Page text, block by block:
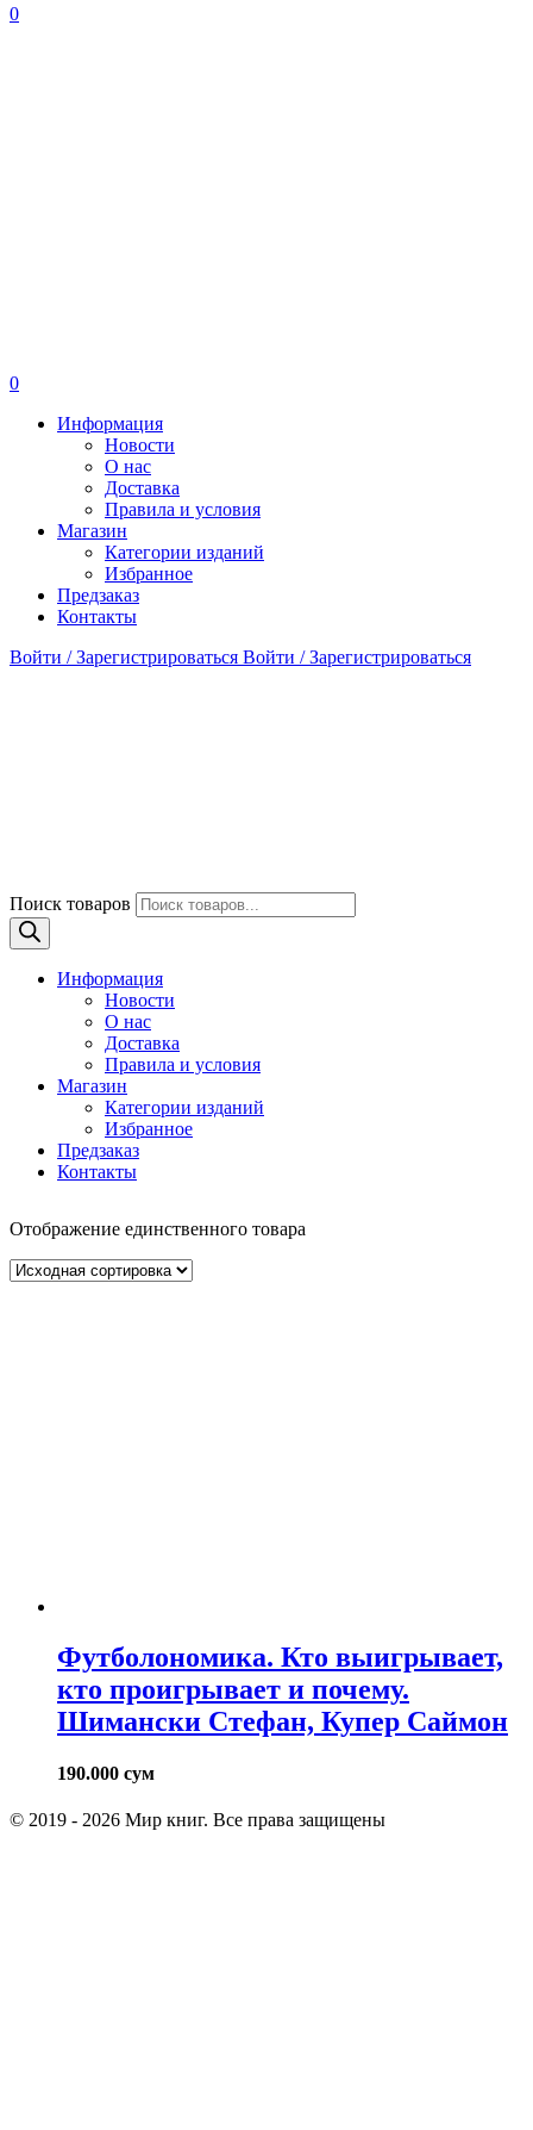
0
0
Информация
Новости
О нас
Доставка
Правила и условия
Магазин
Категории изданий
Избранное
Предзаказ
Контакты
Войти / Зарегистрироваться Войти / Зарегистрироваться
Поиск товаров
Информация
Новости
О нас
Доставка
Правила и условия
Магазин
Категории изданий
Избранное
Предзаказ
Контакты
Отображение единственного товара
Футболономика. Кто выигрывает,
кто проигрывает и почему.
Шимански Стефан, Купер Саймон
190.000 сум
© 2019 - 2026 Мир книг. Все права защищены